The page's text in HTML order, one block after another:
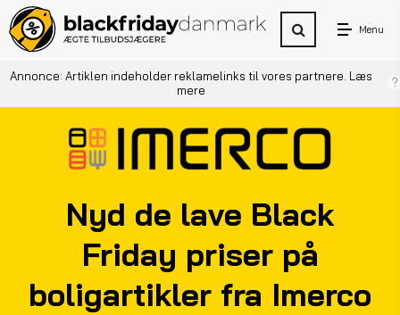
Menu
Annonce: Artiklen indeholder reklamelinks til vores partnere. Læs
mere
Nyd de lave Black
Friday priser på
boligartikler fra Imerco